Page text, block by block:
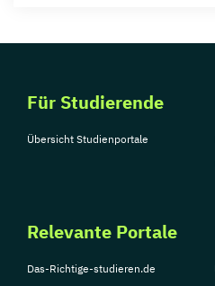
Für Studierende
Übersicht Studienportale
Relevante Portale
Das-Richtige-studieren.de